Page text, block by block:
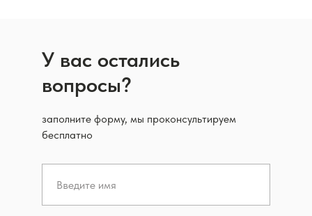
У вас остались
вопросы?
заполните форму, мы проконсультируем
бесплатно